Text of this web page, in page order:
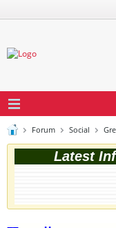
Forum Social
Latest